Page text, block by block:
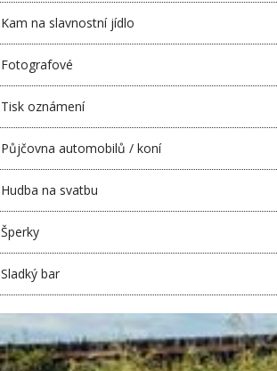
Kam na slavnostní jídlo
Fotografové
Tisk oznámení
Půjčovna automobilů / koní
Hudba na svatbu
Šperky
Sladký bar